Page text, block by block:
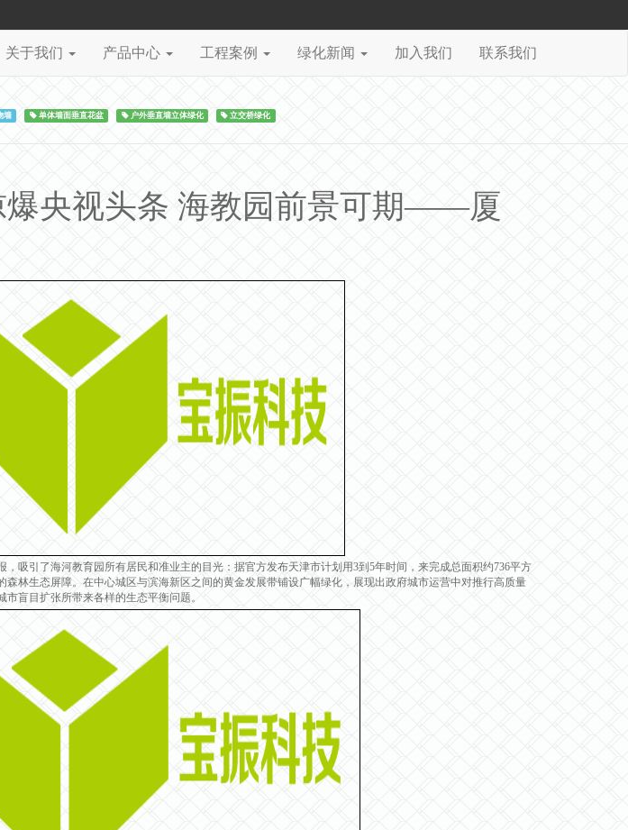
关于我们 产品中心 工程案例 绿化新闻 加入我们 联系我们
墙 单体墙面垂直花盆 户外垂直墙立体绿化 立交桥绿化
爆央视头条 海教园前景可期——厦
引了海河教育园所有居民和准业主的目光：据官方发布天津市计划用3到5年时间，来完成总面积约736平方
林生态屏障。在中心城区与滨海新区之间的黄金发展带铺设广幅绿化，展现出政府城市运营中对推行高质量
盲目扩张所带来各样的生态平衡问题。